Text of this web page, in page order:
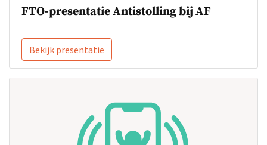
FTO-presentatie Antistolling bij AF
Bekijk presentatie